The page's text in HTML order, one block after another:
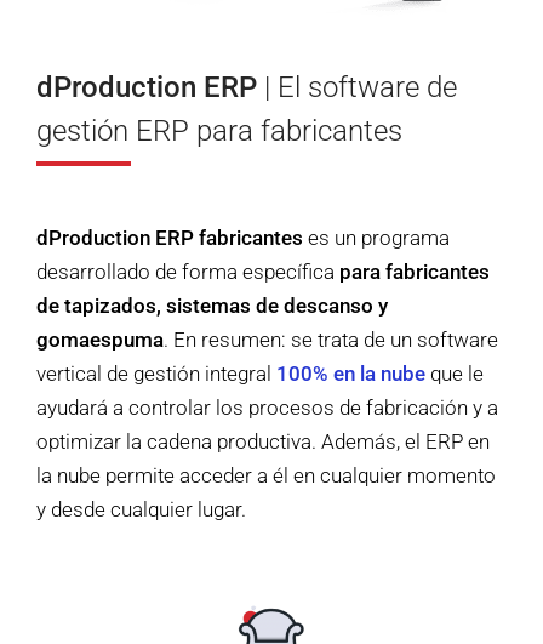
dProduction ERP | El software de
gestión ERP para fabricantes
dProduction ERP fabricantes es un programa
desarrollado de forma específica para fabricantes
de tapizados, sistemas de descanso y
gomaespuma. En resumen: se trata de un software
vertical de gestión integral 100% en la nube que le
ayudará a controlar los procesos de fabricación y a
optimizar la cadena productiva. Además, el ERP en
la nube permite acceder a él en cualquier momento
y desde cualquier lugar.